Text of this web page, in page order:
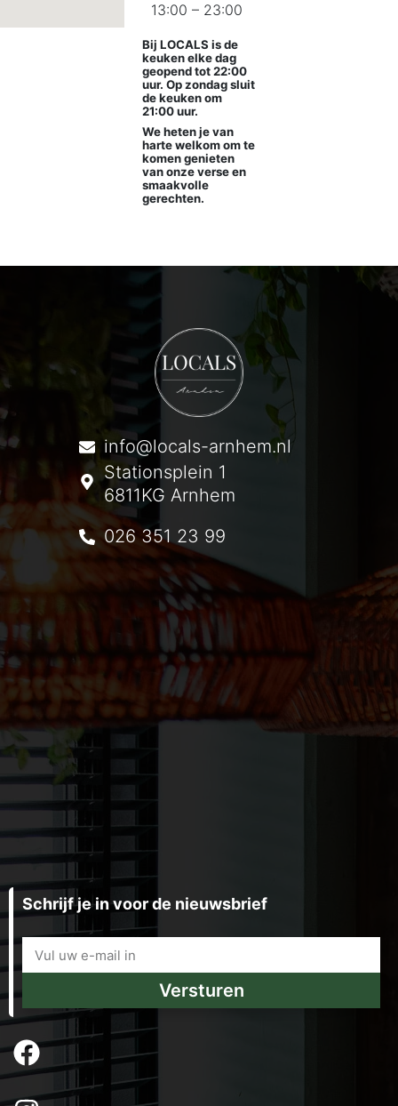
13:00 – 23:00
Bij LOCALS is de
keuken elke dag
geopend tot 22:00
uur. Op zondag sluit
de keuken om
21:00 uur.
We heten je van
harte welkom om te
komen genieten
van onze verse en
smaakvolle
gerechten.
info@locals-arnhem.nl
Stationsplein 1
6811KG Arnhem
026 351 23 99
Schrijf je in voor de nieuwsbrief
Versturen